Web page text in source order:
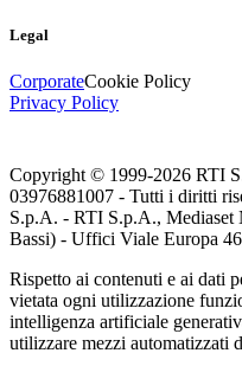
Legal
CorporateCookie Policy
Privacy Policy
Copyright © 1999-2026 RTI
03976881007 - Tutti i diritti
S.p.A. - RTI S.p.A., Mediaset
Bassi) - Uffici Viale Europa
Rispetto ai contenuti e ai dati
vietata ogni utilizzazione
intelligenza artificiale
utilizzare mezzi automatizzati